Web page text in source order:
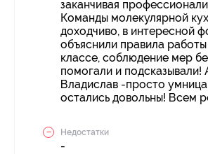
заканчивая
Команды молекулярной
доходчиво, в интересной
объяснили правила
классе, соблюдение мер
помогали и
Владислав -просто
остались довольны! Всем
Недостатки
-